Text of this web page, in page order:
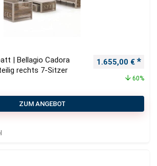
| Bellagio Cadora
rechts 7-Sitzer
Ursprünglicher
1.655,00 €
60%
ZUM ANGEBOT